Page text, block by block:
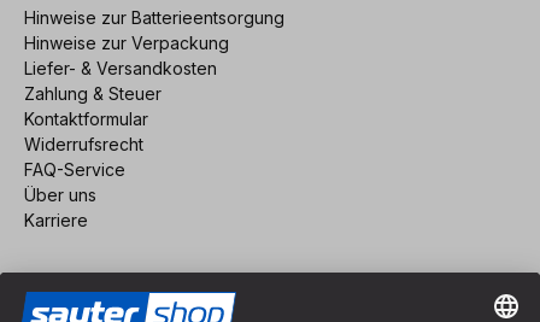
Hinweise zur Batterieentsorgung
Hinweise zur Verpackung
Liefer- & Versandkosten
Zahlung & Steuer
Kontaktformular
Widerrufsrecht
FAQ-Service
Über uns
Karriere